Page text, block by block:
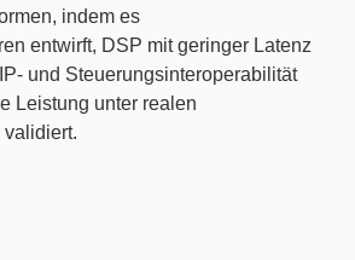
indem es
entwirft, DSP mit geringer Latenz
und Steuerungsinteroperabilität
Leistung unter realen
validiert.